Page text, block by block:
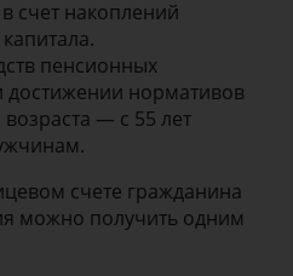
счет накоплений
пенсионных
нормативов
— с 55 лет
счете гражданина
можно получить одним